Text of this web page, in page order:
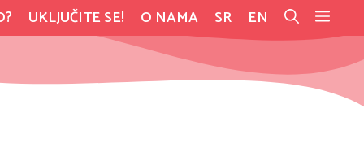
UKLJUČITE SE! O NAMA SR EN